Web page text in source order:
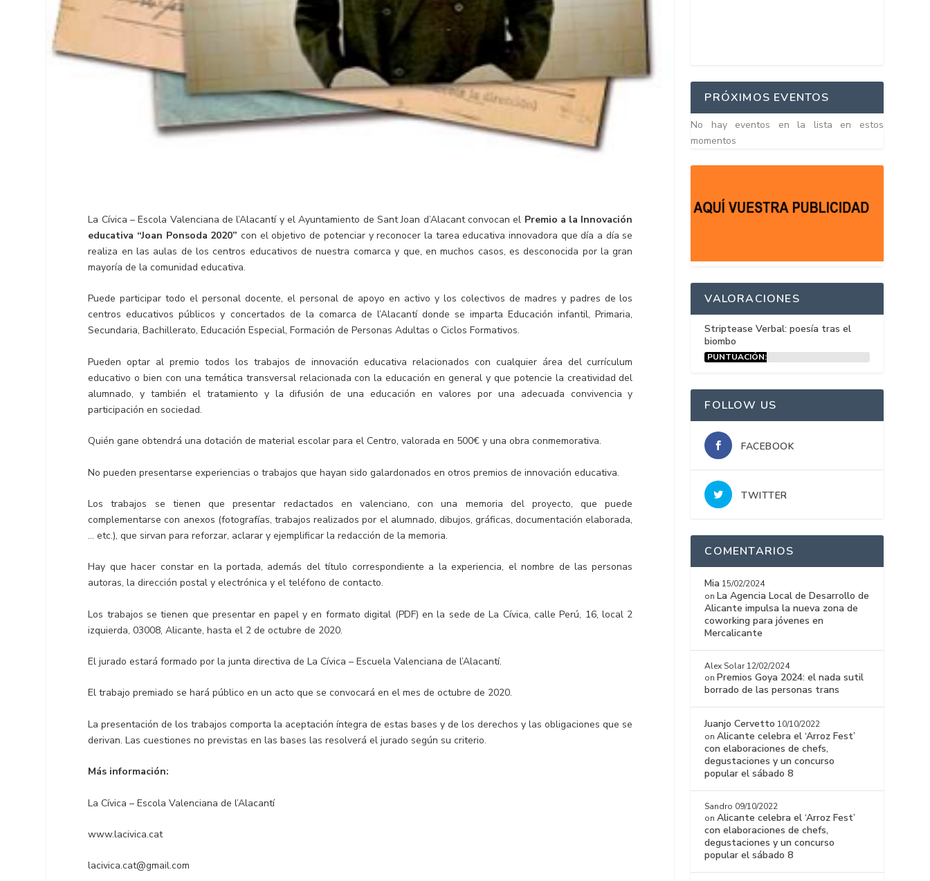
La Cívica – Escola Valenciana de l’Alacantí y el Ayuntamiento de Sant Joan d’Alacant convocan el Premio a la Innovación
educativa “Joan Ponsoda 2020” con el objetivo de potenciar y reconocer la tarea educativa innovadora que día a día se
realiza en las aulas de los centros educativos de nuestra comarca y que, en muchos casos, es desconocida por la gran
mayoría de la comunidad educativa.
Puede participar todo el personal docente, el personal de apoyo en activo y los colectivos de madres y padres de los
centros educativos públicos y concertados de la comarca de l’Alacantí donde se imparta Educación infantil, Primaria,
Secundaria, Bachillerato, Educación Especial, Formación de Personas Adultas o Ciclos Formativos.
Pueden optar al premio todos los trabajos de innovación educativa relacionados con cualquier área del currículum
educativo o bien con una temática transversal relacionada con la educación en general y que potencie la creatividad del
alumnado, y también el tratamiento y la difusión de una educación en valores por una adecuada convivencia y
participación en sociedad.
Quién gane obtendrá una dotación de material escolar para el Centro, valorada en 500€ y una obra conmemorativa.
No pueden presentarse experiencias o trabajos que hayan sido galardonados en otros premios de innovación educativa.
Los trabajos se tienen que presentar redactados en valenciano, con una memoria del proyecto, que puede
complementarse con anexos (fotografías, trabajos realizados por el alumnado, dibujos, gráficas, documentación elaborada,
… etc.), que sirvan para reforzar, aclarar y ejemplificar la redacción de la memoria.
Hay que hacer constar en la portada, además del título correspondiente a la experiencia, el nombre de las personas
autoras, la dirección postal y electrónica y el teléfono de contacto.
Los trabajos se tienen que presentar en papel y en formato digital (PDF) en la sede de La Cívica, calle Perú, 16, local 2
izquierda, 03008, Alicante, hasta el 2 de octubre de 2020.
El jurado estará formado por la junta directiva de La Cívica – Escuela Valenciana de l’Alacantí.
El trabajo premiado se hará público en un acto que se convocará en el mes de octubre de 2020.
La presentación de los trabajos comporta la aceptación íntegra de estas bases y de los derechos y las obligaciones que se
derivan. Las cuestiones no previstas en las bases las resolverá el jurado según su criterio.
Más información:
La Cívica – Escola Valenciana de l’Alacantí
www.lacivica.cat
lacivica.cat@gmail.com
PRÓXIMOS EVENTOS
No hay eventos en la lista en estos
momentos
VALORACIONES
Striptease Verbal: poesía tras el
biombo
PUNTUACIÓN:
FOLLOW US
FACEBOOK
TWITTER
COMENTARIOS
Mia 15/02/2024
on La Agencia Local de Desarrollo de
Alicante impulsa la nueva zona de
coworking para jóvenes en
Mercalicante
Alex Solar 12/02/2024
on Premios Goya 2024: el nada sutil
borrado de las personas trans
Juanjo Cervetto 10/10/2022
onAlicante celebra el ‘Arroz Fest’
con elaboraciones de chefs,
degustaciones y un concurso
popular el sábado 8
Sandro 09/10/2022
onAlicante celebra el ‘Arroz Fest’
con elaboraciones de chefs,
degustaciones y un concurso
popular el sábado 8